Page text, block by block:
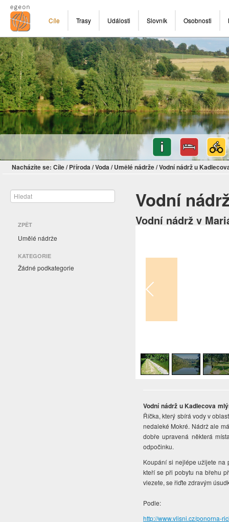
Cíle Trasy Události Slovník Osobnosti
Nacházíte se: Cíle/ Příroda/Voda/ Umělé nádrže/Vodní nádrž u
ZPĚT
Umělé nádrže
KATEGORIE
Žádné podkategorie
Vodní
Vodní nádrž v
Vodní nádrž u Kadlecova
Říčka, který sbírá vody v
nedaleké Mokré. Nádrž ale
dobře upravená některá
odpočinku.
Koupání si nejlépe užijete na
kteří se při pobytu na břehu
vlezete, se řiďte zdravým
Podle:
http://www.vlisni.cz/ponorna-